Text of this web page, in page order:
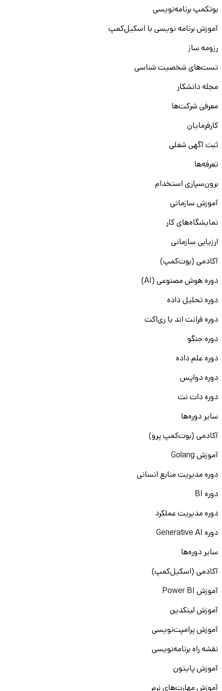
بوتکمپ برنامه‌نویسی
آموزش برنامه نویسی با اسکیل‌کمپ
رزومه ساز
تست‌های شخصیت شناسی
مجله دانشکار
معرفی شرکت‌ها
کارفرمایان
ثبت آگهی شغلی
تعرفه‌ها
برون‌سپاری استخدام
آموزش سازمانی
نمایشگاه‌های کار
ارزیابی سازمانی
آکادمی (بوت‌کمپ)
دوره هوش مصنوعی (AI)
دوره تحلیل داده
دوره فرانت اند با ری‌اکت
دوره جنگو
دوره علم داده
دوره دواپس
دوره دات نت
سایر دوره‌ها
آکادمی (بوت‌کمپ پرو)
آموزش Golang
دوره مدیریت منابع انسانی
دوره BI
دوره مدیریت عملکرد
دوره Generative AI
سایر دوره‌ها
آکادمی (اسکیل‌کمپ)
آموزش Power BI
آموزش لینکدین
آموزش پرامپت‌نویسی
نقشه راه برنامه‌نویسی
آموزش پایتون
آموزش مهارت‌های نرم